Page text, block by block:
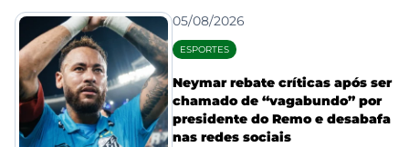
05/08/2026
ESPORTES
Neymar rebate críticas após ser
chamado de “vagabundo” por
presidente do Remo e desabafa
nas redes sociais